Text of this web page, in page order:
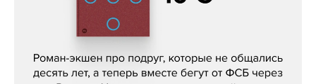
Кира Ярмыш, «Тут недалеко»